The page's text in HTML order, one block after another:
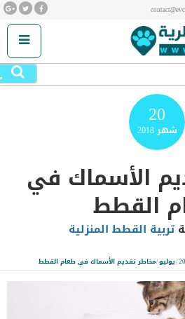
20
شهر2018
الأسماك في
القطط
تربية القطط المنزلية
/يوليو/مخاطر تقديم الأسماك في طعام القطط